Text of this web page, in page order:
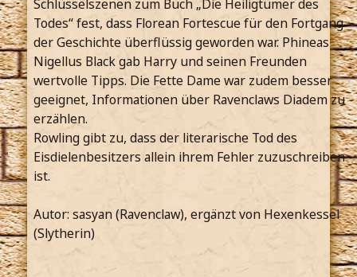
Schlüsselszenen zum Buch „Die Heiligtümer des
Todes“ fest, dass Florean Fortescue für den Fortgang
der Geschichte überflüssig geworden war. Phineas
Nigellus Black gab Harry und seinen Freunden
wertvolle Tipps. Die Fette Dame war zudem besser
geeignet, Informationen über Ravenclaws Diadem zu
erzählen.
Rowling gibt zu, dass der literarische Tod des
Eisdielenbesitzers allein ihrem Fehler zuzuschreiben
ist.
Autor: sasyan (Ravenclaw), ergänzt von Hexenkessel
(Slytherin)